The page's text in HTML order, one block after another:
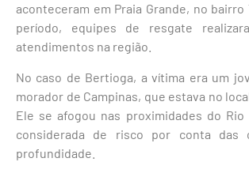
aconteceram em Praia Grande, no bairro
período, equipes de resgate
atendimentos na região.
No caso de Bertioga, a vítima era um
morador de Campinas, que estava no
Ele se afogou nas proximidades do Rio
considerada de risco por conta das
profundidade.